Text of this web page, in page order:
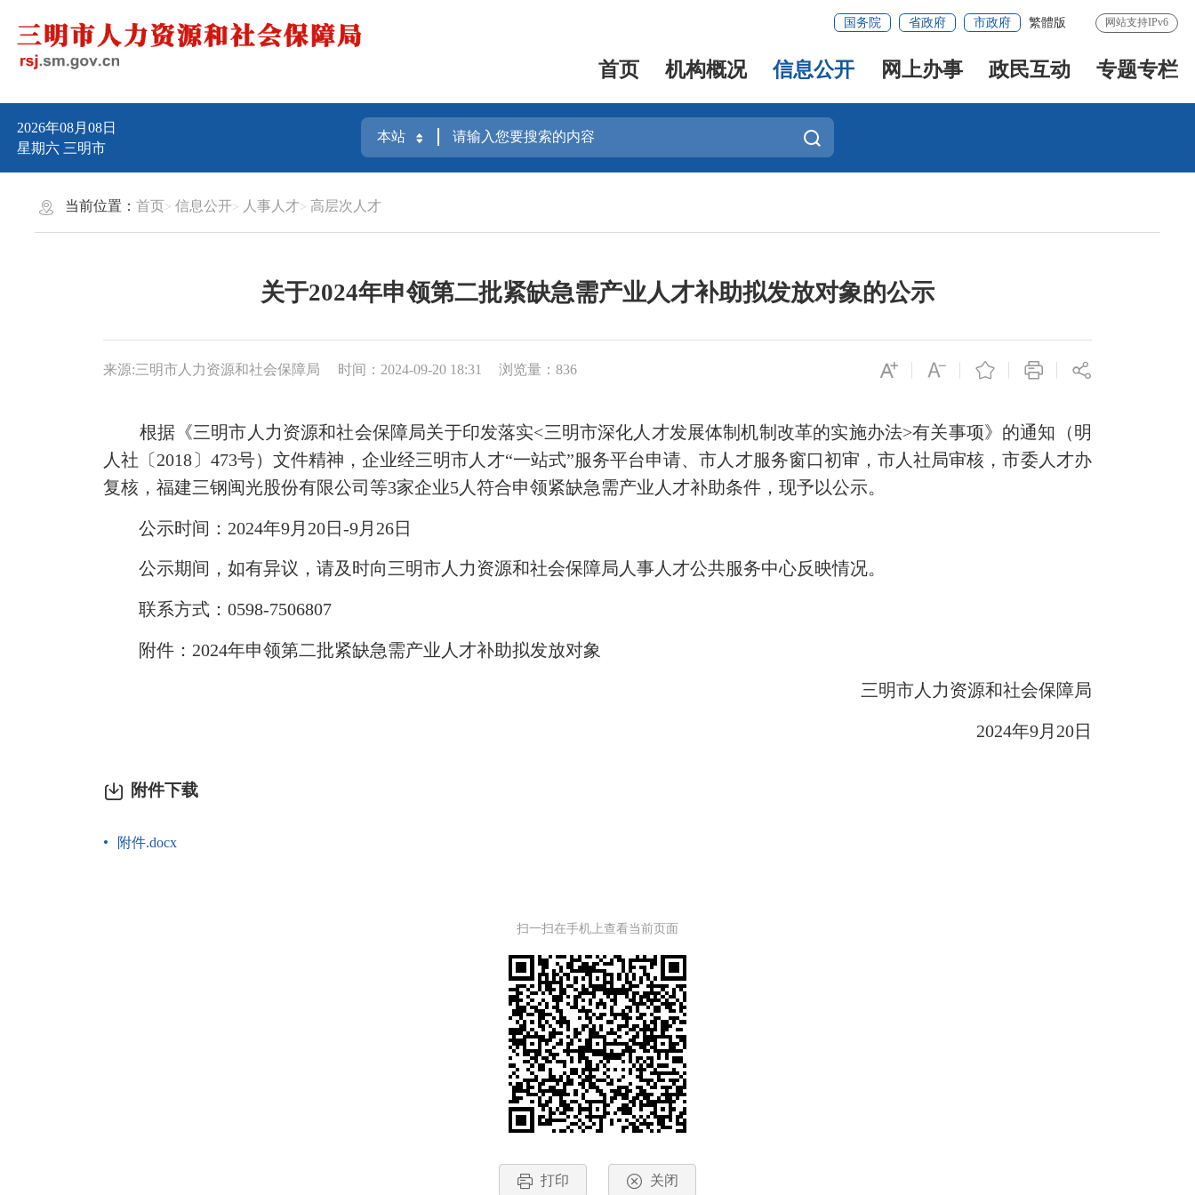
国务院 省政府 市政府 繁體版 网站支持IPv6
首页 机构概况 信息公开 网上办事 政民互动 专题专栏
2026年08月08日
星期六 三明市
当前位置：首页 信息公开 人事人才 高层次人才
关于2024年申领第二批紧缺急需产业人才补助拟发放对象的公示
来源:三明市人力资源和社会保障局 时间：2024-09-20 18:31 浏览量：836
根据《三明市人力资源和社会保障局关于印发落实<三明市深化人才发展体制机制改革的实施办法>有关事项》的通知（明
人社〔2018〕473号）文件精神，企业经三明市人才“一站式”服务平台申请、市人才服务窗口初审，市人社局审核，市委人才办
复核，福建三钢闽光股份有限公司等3家企业5人符合申领紧缺急需产业人才补助条件，现予以公示。
公示时间：2024年9月20日-9月26日
公示期间，如有异议，请及时向三明市人力资源和社会保障局人事人才公共服务中心反映情况。
联系方式：0598-7506807
附件：2024年申领第二批紧缺急需产业人才补助拟发放对象
三明市人力资源和社会保障局
2024年9月20日
附件下载
附件.docx
扫一扫在手机上查看当前页面
打印 关闭